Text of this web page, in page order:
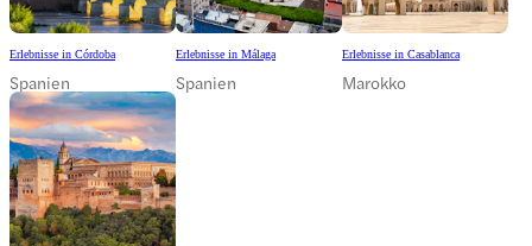
Erlebnisse in Córdoba
Spanien
Erlebnisse in Málaga
Spanien
Erlebnisse in Casablanca
Marokko